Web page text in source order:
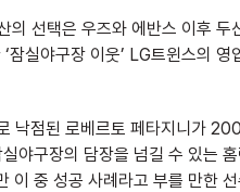
선택은 우즈와 에반스 이후 두
실야구장 이웃’ LG트윈스의 영
낙점된 로베르토 페타지니가
야구장의 담장을 넘길 수 있는
이 중 성공 사례라고 부를 만한